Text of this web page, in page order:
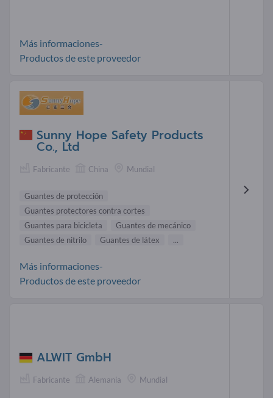
Más informaciones-
Productos de este proveedor
Sunny Hope Safety Products
Co., Ltd
Fabricante China Mundial
Guantes de protección
Guantes protectores contra cortes
Guantes para bicicleta
Guantes de mecánico
Guantes de nitrilo
Guantes de látex ...
Más informaciones-
Productos de este proveedor
ALWIT GmbH
Fabricante Alemania Mundial